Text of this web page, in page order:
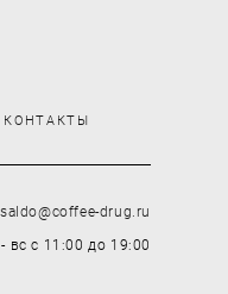
КОНТАКТЫ
drug.ru
- всс 11:00 до 19:00